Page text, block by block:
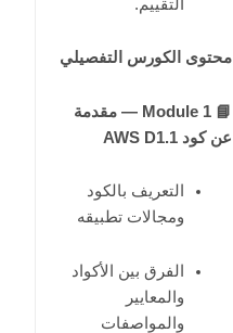
التقييم.
محتوى الكورس التفصيلي
📘 Module 1 — مقدمة
عن كود AWS D1.1
التعريف بالكود
ومجالات تطبيقه
الفرق بين الأكواد
والمعايير
والمواصفات